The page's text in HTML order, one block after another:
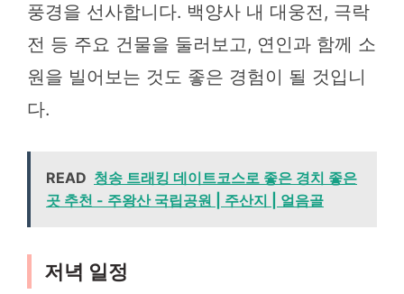
풍경을 선사합니다. 백양사 내 대웅전, 극락
전 등 주요 건물을 둘러보고, 연인과 함께 소
원을 빌어보는 것도 좋은 경험이 될 것입니
다.
READ 청송 트래킹 데이트코스로 좋은 경치 좋은
곳 추천 - 주왕산 국립공원 | 주산지 | 얼음골
저녁 일정